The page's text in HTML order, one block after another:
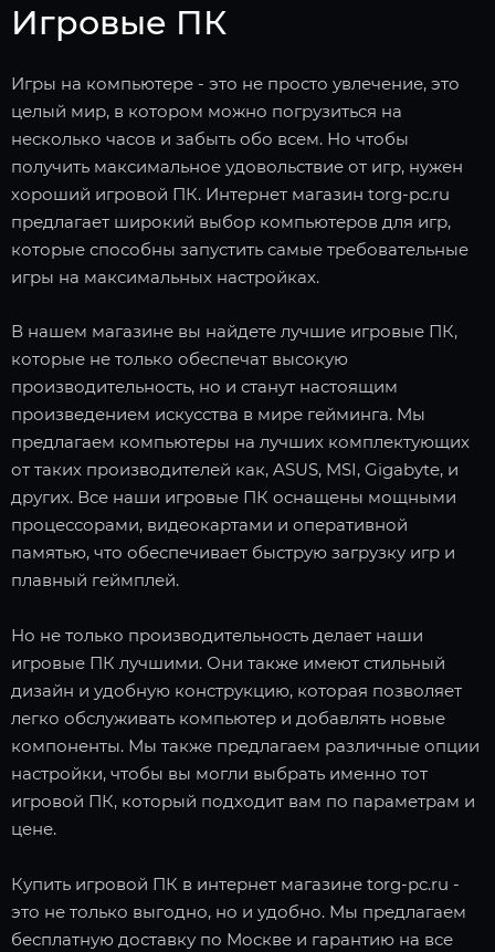
Игровые ПК
Игры на компьютере - это не просто увлечение, это
целый мир, в котором можно погрузиться на
несколько часов и забыть обо всем. Но чтобы
получить максимальное удовольствие от игр, нужен
хороший игровой ПК. Интернет магазин torg-pc.ru
предлагает широкий выбор компьютеров для игр,
которые способны запустить самые требовательные
игры на максимальных настройках.
В нашем магазине вы найдете лучшие игровые ПК,
которые не только обеспечат высокую
производительность, но и станут настоящим
произведением искусства в мире гейминга. Мы
предлагаем компьютеры на лучших комплектующих
от таких производителей как, ASUS, MSI, Gigabyte, и
других. Все наши игровые ПК оснащены мощными
процессорами, видеокартами и оперативной
памятью, что обеспечивает быструю загрузку игр и
плавный геймплей.
Но не только производительность делает наши
игровые ПК лучшими. Они также имеют стильный
дизайн и удобную конструкцию, которая позволяет
легко обслуживать компьютер и добавлять новые
компоненты. Мы также предлагаем различные опции
настройки, чтобы вы могли выбрать именно тот
игровой ПК, который подходит вам по параметрам и
цене.
Купить игровой ПК в интернет магазине torg-pc.ru -
это не только выгодно, но и удобно. Мы предлагаем
бесплатную доставку по Москве и гарантию на все